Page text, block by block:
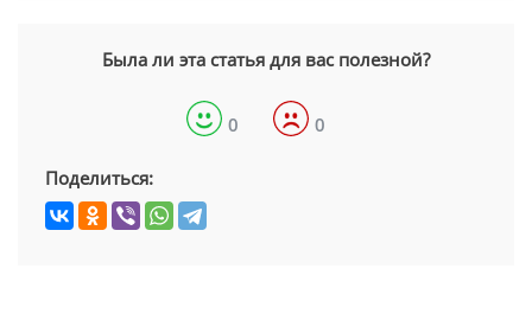
Была ли эта статья для вас полезной?
0 0
Поделиться: